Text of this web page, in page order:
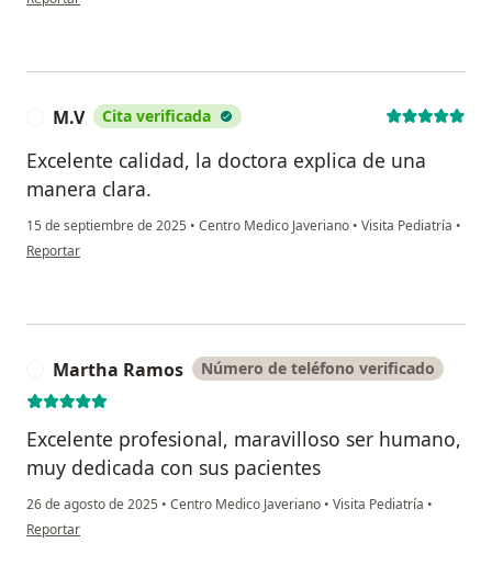
M.V Cita verificada
Excelente calidad, la doctora explica de una
manera clara.
15 de septiembre de 2025 • Centro Medico Javeriano • Visita Pediatría •
en opinión del usuario M.V
Reportar
Martha Ramos Número de teléfono verificado
Excelente profesional, maravilloso ser humano,
muy dedicada con sus pacientes
26 de agosto de 2025 • Centro Medico Javeriano • Visita Pediatría •
en opinión del usuario Martha Ramos
Reportar